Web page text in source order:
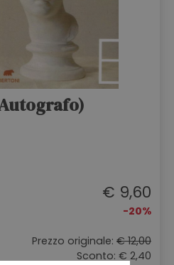
€ 9,60
-20%
Prezzo originale: € 12,00
Sconto: € 2,40